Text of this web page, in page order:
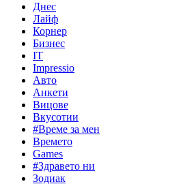
Днес
Лайф
Корнер
Бизнес
IT
Impressio
Авто
Анкети
Вицове
Вкусотии
#Време за мен
Времето
Games
#Здравето ни
Зодиак